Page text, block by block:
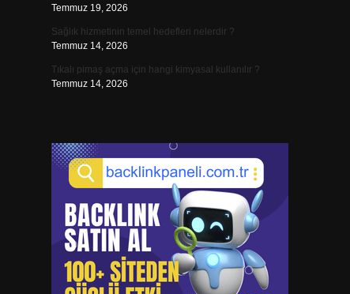
Temmuz 19, 2026
Sağlık hizmetinin temel hedefleri nelerdir ?
Temmuz 14, 2026
Tıkalı pimaş açma için hangi kimyasal kullanılır ?
Temmuz 14, 2026